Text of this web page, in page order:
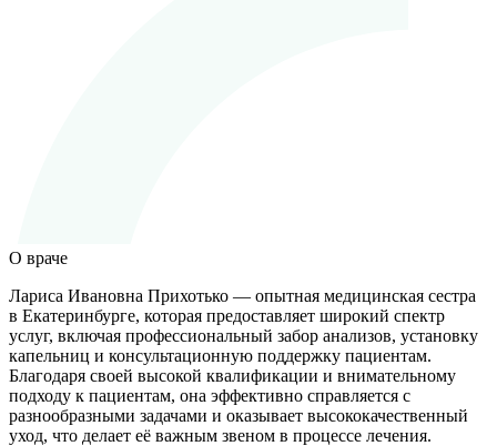
О враче
Лариса Ивановна Прихотько — опытная медицинская сестра
в Екатеринбурге, которая предоставляет широкий спектр
услуг, включая профессиональный забор анализов, установку
капельниц и консультационную поддержку пациентам.
Благодаря своей высокой квалификации и внимательному
подходу к пациентам, она эффективно справляется с
разнообразными задачами и оказывает высококачественный
уход, что делает её важным звеном в процессе лечения.